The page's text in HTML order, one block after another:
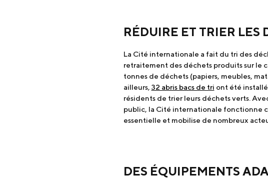
RÉDUIRE ET TRIER LES
La Cité internationale a fait du tri des
retraitement des déchets produits sur le
tonnes de déchets (papiers, meubles,
ailleurs, 32 abris bacs de tri ont été
résidents de trier leurs déchets verts.
public, la Cité internationale fonctionne
essentielle et mobilise de nombreux
DES ÉQUIPEMENTS